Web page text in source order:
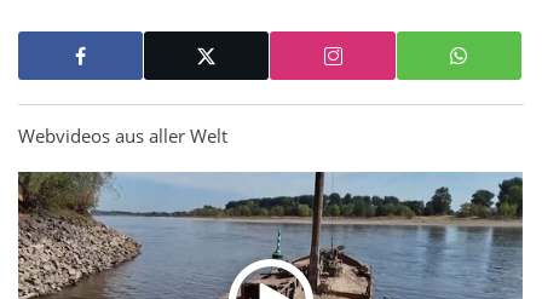
Webvideos aus aller Welt